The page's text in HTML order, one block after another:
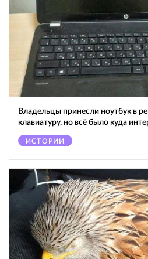
Владельцы принесли ноутбук в
клавиатуру, но всё было куда
ИСТОРИИ